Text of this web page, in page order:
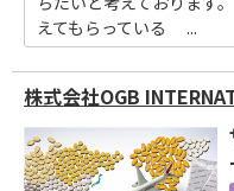
えてもらっている ...
株式会社OGB